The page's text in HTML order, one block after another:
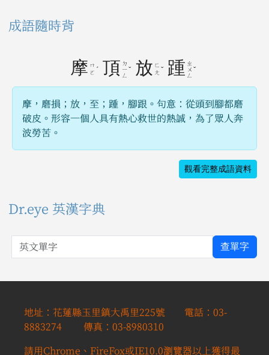
成語隨時背
摩 ㄇ
ㄛ ˊ 頂 ㄉ
ㄧ
ㄥ
ˇ 放 ㄈ
ㄤ ˇ 踵 ㄓ
ㄨ
ㄥ
ˇ
摩，磨損；放，至；踵，腳跟。句意：從頭到腳都磨
破皮。形容一個人具有熱心救世的熱誠，為了眾人奔
波勞苦。
觀看完整成語資料
Dr.eye 英漢字典
英文單字 查單字
地址：花蓮縣玉里鎮大禹里225號 電話：03-
8883274 傳真：03-8980310
請用Chrome、FireFox或IE10.0瀏覽器以上獲得最